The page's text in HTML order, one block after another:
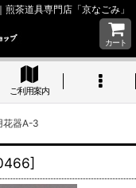
茶道具専門店「京なごみ」
カート
ご利用案内
花器A-3
]